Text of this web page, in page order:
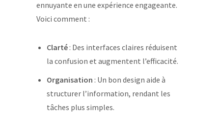
ennuyante en une expérience engageante.
Voici comment :
Clarté: Des interfaces claires réduisent
la confusion et augmentent l’efficacité.
Organisation : Un bon design aide à
structurer l’information, rendant les
tâches plus simples.